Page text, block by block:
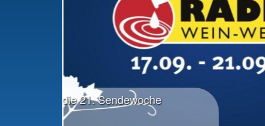
RWW-Gesamttreffen: Radio offiziell in die
Vorbereitung gestartet